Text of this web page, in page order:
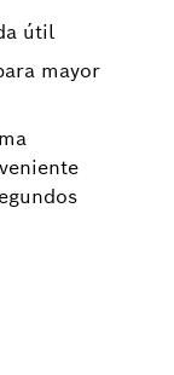
útil
mayor